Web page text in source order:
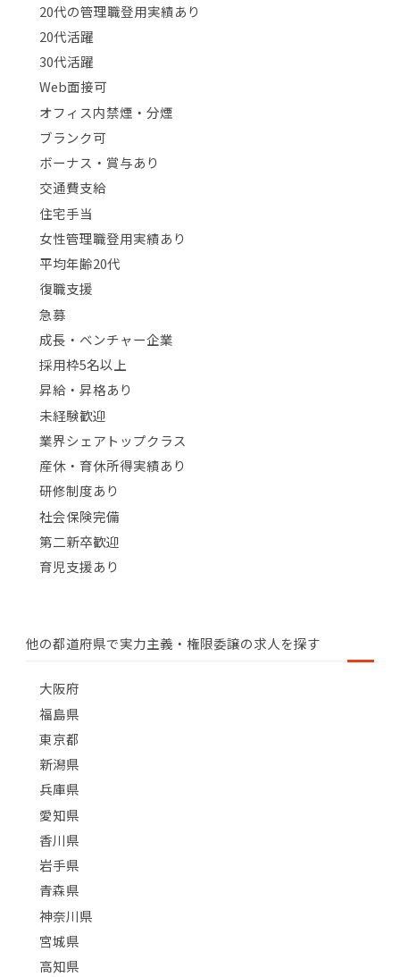
20代の管理職登用実績あり
20代活躍
30代活躍
Web面接可
オフィス内禁煙・分煙
ブランク可
ボーナス・賞与あり
交通費支給
住宅手当
女性管理職登用実績あり
平均年齢20代
復職支援
急募
成長・ベンチャー企業
採用枠5名以上
昇給・昇格あり
未経験歓迎
業界シェアトップクラス
産休・育休所得実績あり
研修制度あり
社会保険完備
第二新卒歓迎
育児支援あり
他の都道府県で実力主義・権限委譲の求人を探す
大阪府
福島県
東京都
新潟県
兵庫県
愛知県
香川県
岩手県
青森県
神奈川県
宮城県
高知県